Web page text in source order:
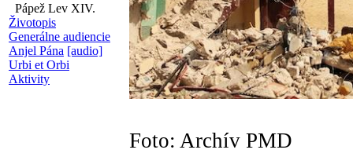
Pápež Lev XIV.
Životopis
Generálne audiencie
Anjel Pána [audio]
Urbi et Orbi
Aktivity
Foto: Archív PMD